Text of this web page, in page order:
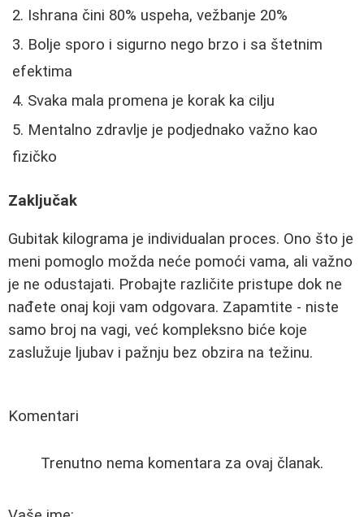
Ishrana čini 80% uspeha, vežbanje 20%
Bolje sporo i sigurno nego brzo i sa štetnim
efektima
Svaka mala promena je korak ka cilju
Mentalno zdravlje je podjednako važno kao
fizičko
Zaključak
Gubitak kilograma je individualan proces. Ono što je
meni pomoglo možda neće pomoći vama, ali važno
je ne odustajati. Probajte različite pristupe dok ne
nađete onaj koji vam odgovara. Zapamtite - niste
samo broj na vagi, već kompleksno biće koje
zaslužuje ljubav i pažnju bez obzira na težinu.
Komentari
Trenutno nema komentara za ovaj članak.